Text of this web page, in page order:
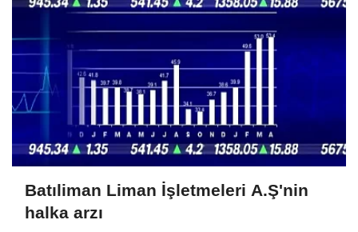
Batıliman Liman İşletmeleri A.Ş'nin
halka arzı